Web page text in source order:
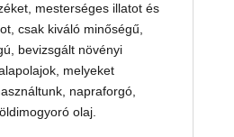
mesterséges illatot és
csak kiváló minőségű,
bevizsgált növényi
melyeket
napraforgó,
olaj.